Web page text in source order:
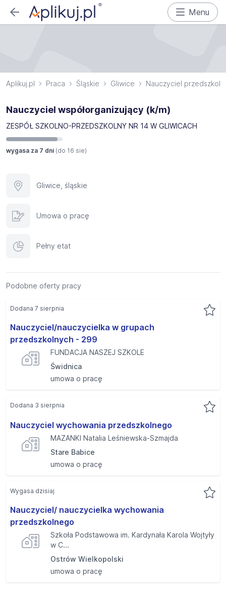
Menu
Aplikuj.pl Praca Śląskie Gliwice Nauczyciel przedszkola
Nauczyciel współorganizujący (k/m)
ZESPÓŁ SZKOLNO-PRZEDSZKOLNY NR 14 W GLIWICACH
wygasa za 7 dni (do 16 sie)
Gliwice, śląskie
Umowa o pracę
Pełny etat
Podobne oferty pracy
Nauczyciel/nauczycielka w grupach
przedszkolnych - 299
FUNDACJA NASZEJ SZKOLE
Świdnica
umowa o pracę
Dodana 7 sierpnia
Nauczyciel wychowania przedszkolnego
MAZANKI Natalia Leśniewska-Szmajda
Stare Babice
umowa o pracę
Dodana 3 sierpnia
Nauczyciel/ nauczycielka wychowania
przedszkolnego
Szkoła Podstawowa im. Kardynała Karola Wojtyły
w C...
Ostrów Wielkopolski
umowa o pracę
Wygasa dzisiaj